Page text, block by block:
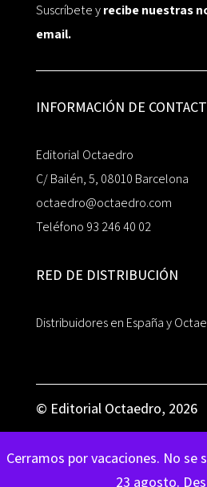
Cerramos por vacaciones. No se
23 agosto.
Suscríbete yrecibe nuestras
email.
INFORMACIÓN DE
Editorial Octaedro
C/ Bailén, 5, 08010 Barcelona
octaedro@octaedro.com
Teléfono 93 246 40 02
RED DE DISTRIBUCIÓN
Distribuidores en España y
© Editorial Octaedro, 2026